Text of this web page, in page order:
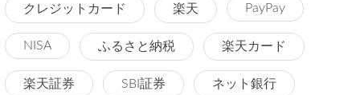
クレジットカード 楽天 PayPay
NISA ふるさと納税 楽天カード
楽天証券 SBI証券 ネット銀行